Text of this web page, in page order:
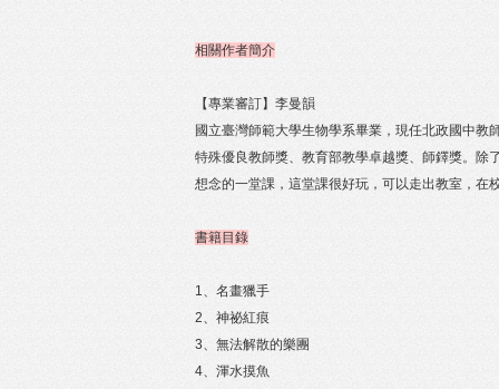
相關作者簡介
【專業審訂】李曼韻
國立臺灣師範大學生物學系畢業，現任北政國中
特殊優良教師獎、教育部教學卓越獎、師鐸獎。除
想念的一堂課，這堂課很好玩，可以走出教室，在
書籍目錄
1、名畫獵手
2、神祕紅痕
3、無法解散的樂團
4、渾水摸魚